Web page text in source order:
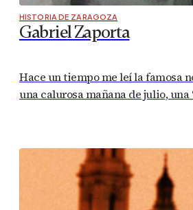
HISTORIA DE ZARAGOZA
Gabriel Zaporta
Hace un tiempo me leí la famosa
una calurosa mañana de julio,